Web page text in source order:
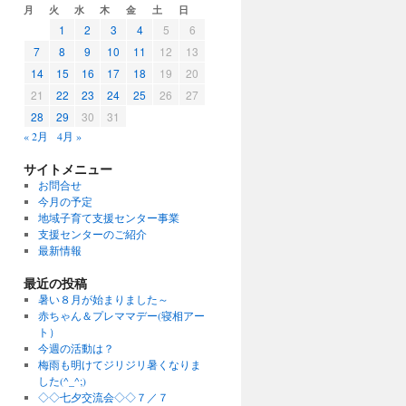
月 火 水 木 金 土 日
1 2 3 4 5
6
7
8 9 10 11 12
13
14
15 16 17 18 19
20
21
22 23 24 25 26
27
28
29 30 31
« 2月 4月 »
サイトメニュー
お問合せ
今月の予定
地域子育て支援センター事業
支援センターのご紹介
最新情報
最近の投稿
暑い８月が始まりました～
赤ちゃん＆プレママデー(寝相アー
ト）
今週の活動は？
梅雨も明けてジリジリ暑くなりま
した(^_^;)
◇◇七夕交流会◇◇７／７